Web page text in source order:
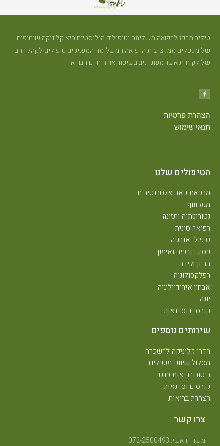
טיליה מרכז לרפואה משלימה וטיפולים הוליסטיים היא קליניקה שיתופית
של מטפלים ממקצועות הרפואה המשלימה המעניקים טיפולים לקהל רחב
של לקוחות אשר מעוניינים בשיפור אורח חיים הבריא.
הצהרת פרטיות
תנאי שימוש
הטיפולים שלנו
מרפאת כאב אלטרנטיבית
מגע וגוף
נטורופתיה ותזונה
רפואה סינית
טיפולי אנרגיה
פסיכותרפיה ואימון
הריון ולידה
רפלקסולוגיה
אבחון אירידיולוגיה
יוגה
קורסים וסדנאות
שירותים נוספים
חדרי קליניקה להשכרה
מסלול שיווק מטפלים
ביטוח בריאות פרטי
קורסים וסדנאות
הצהרת בריאות
צרו קשר
משרד ראשי: 072-2500493